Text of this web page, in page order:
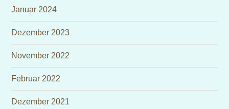
Januar 2024
Dezember 2023
November 2022
Februar 2022
Dezember 2021